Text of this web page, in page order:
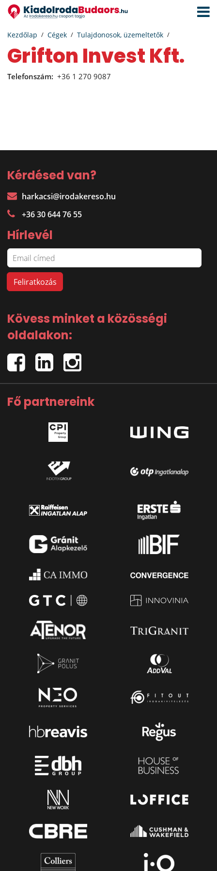
Kezdőlap Cégek Tulajdonosok, üzemeltetők
Grifton Invest Kft.
Telefonszám: +36 1 270 9087
Kérdésed van?
harkacsi@irodakereso.hu
+36 30 644 76 55
Hírlevél
Kövess minket a közösségi
oldalakon:
Fő partnereink